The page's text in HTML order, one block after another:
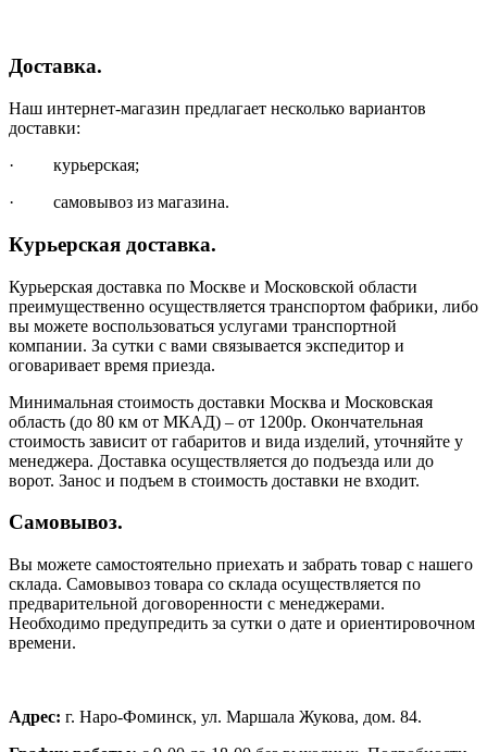
Доставка.
Наш интернет-магазин предлагает несколько вариантов
доставки:
· курьерская;
· самовывоз из магазина.
Курьерская доставка.
Курьерская доставка по Москве и Московской области
преимущественно осуществляется транспортом фабрики, либо
вы можете воспользоваться услугами транспортной
компании. За сутки с вами связывается экспедитор и
оговаривает время приезда.
Минимальная стоимость доставки Москва и Московская
область (до 80 км от МКАД) – от 1200р. Окончательная
стоимость зависит от габаритов и вида изделий, уточняйте у
менеджера. Доставка осуществляется до подъезда или до
ворот. Занос и подъем в стоимость доставки не входит.
Самовывоз.
Вы можете самостоятельно приехать и забрать товар с нашего
склада. Самовывоз товара со склада осуществляется по
предварительной договоренности с менеджерами.
Необходимо предупредить за сутки о дате и ориентировочном
времени.
Адрес: г. Наро-Фоминск, ул. Маршала Жукова, дом. 84.